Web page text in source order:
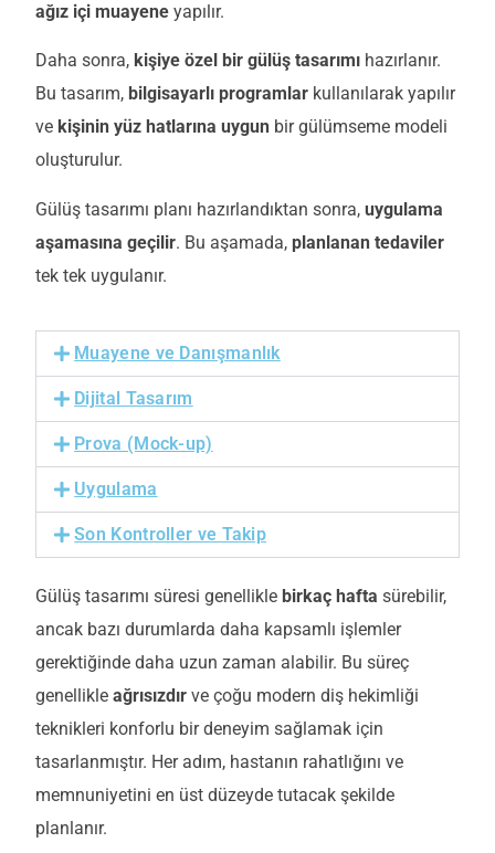
ağız içi muayene yapılır.
Daha sonra, kişiye özel bir gülüş tasarımı hazırlanır.
Bu tasarım, bilgisayarlı programlar kullanılarak yapılır
ve kişinin yüz hatlarına uygun bir gülümseme modeli
oluşturulur.
Gülüş tasarımı planı hazırlandıktan sonra, uygulama
aşamasına geçilir. Bu aşamada, planlanan tedaviler
tek tek uygulanır.
Muayene ve Danışmanlık
Dijital Tasarım
Prova (Mock-up)
Uygulama
Son Kontroller ve Takip
Gülüş tasarımı süresi genellikle birkaç hafta sürebilir,
ancak bazı durumlarda daha kapsamlı işlemler
gerektiğinde daha uzun zaman alabilir. Bu süreç
genellikle ağrısızdır ve çoğu modern diş hekimliği
teknikleri konforlu bir deneyim sağlamak için
tasarlanmıştır. Her adım, hastanın rahatlığını ve
memnuniyetini en üst düzeyde tutacak şekilde
planlanır.